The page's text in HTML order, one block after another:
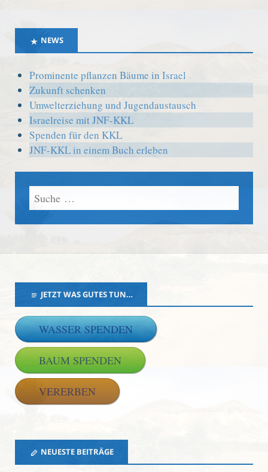
NEWS
Prominente pflanzen Bäume in Israel
Zukunft schenken
Umwelterziehung und Jugendaustausch
Israelreise mit JNF-KKL
Spenden für den KKL
JNF-KKL in einem Buch erleben
JETZT WAS GUTES TUN…
WASSER SPENDEN
BAUM SPENDEN
VERERBEN
NEUESTE BEITRÄGE